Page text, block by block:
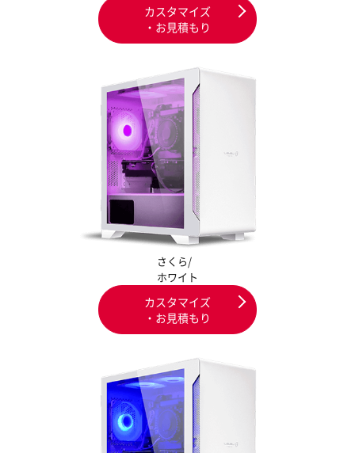
カスタマイズ
・お見積もり
さくら/
ホワイト
カスタマイズ
・お見積もり